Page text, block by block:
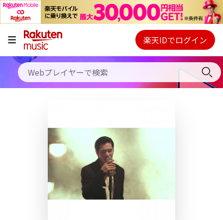
キャンペーン
料金プラン
使い方
初回30日間無料お試し
Webプレイヤー
ご契約内容の確認・変更
楽天IDでログイン